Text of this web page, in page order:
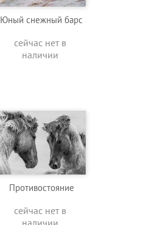
Юный снежный барс
сейчас нет в
наличии
Противостояние
сейчас нет в
наличии